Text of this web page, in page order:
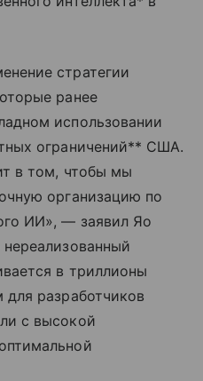
стратегии
ранее
использовании
ограничений** США.
в том, чтобы мы
организацию по
ИИ», — заявил Яо
в триллионы
разработчиков
с высокой